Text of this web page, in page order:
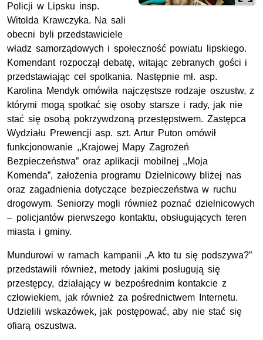
Policji w Lipsku insp.
Witolda Krawczyka. Na sali
obecni byli przedstawiciele
władz samorządowych i społeczność powiatu lipskiego.
Komendant rozpoczął debatę, witając zebranych gości i
przedstawiając cel spotkania. Następnie mł. asp.
Karolina Mendyk omówiła najczęstsze rodzaje oszustw, z
którymi mogą spotkać się osoby starsze i rady, jak nie
stać się osobą pokrzywdzoną przestępstwem. Zastępca
Wydziału Prewencji asp. szt. Artur Puton omówił
funkcjonowanie ,,Krajowej Mapy Zagrożeń
Bezpieczeństwa” oraz aplikacji mobilnej ,,Moja
Komenda”, założenia programu Dzielnicowy bliżej nas
oraz zagadnienia dotyczące bezpieczeństwa w ruchu
drogowym. Seniorzy mogli również poznać dzielnicowych
– policjantów pierwszego kontaktu, obsługujących teren
miasta i gminy.
Mundurowi w ramach kampanii „A kto tu się podszywa?”
przedstawili również, metody jakimi posługują się
przestępcy, działający w bezpośrednim kontakcie z
człowiekiem, jak również za pośrednictwem Internetu.
Udzielili wskazówek, jak postępować, aby nie stać się
ofiarą oszustwa.